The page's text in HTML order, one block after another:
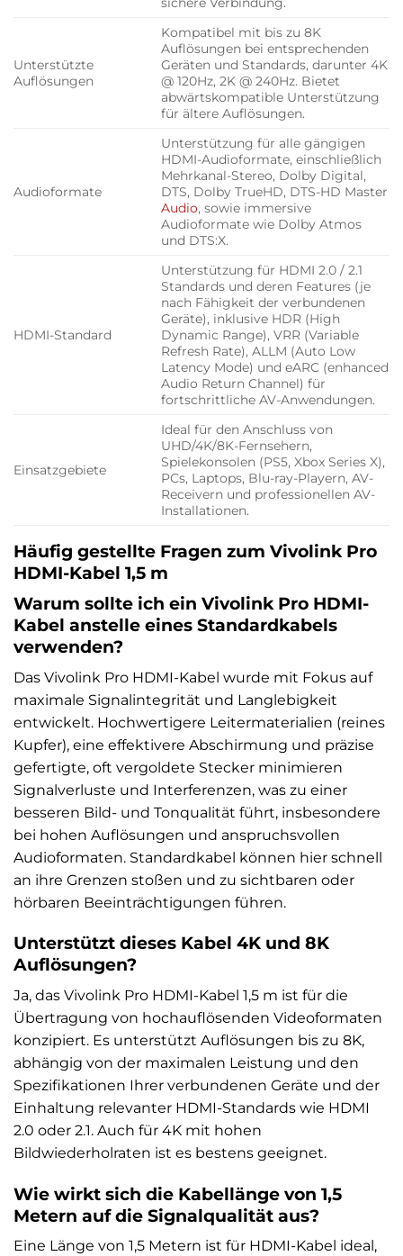
Unterstützte
Auflösungen
Kompatibel mit bis zu 8K
Auflösungen bei entsprechenden
Geräten und Standards, darunter 4K
@ 120Hz, 2K @ 240Hz. Bietet
abwärtskompatible Unterstützung
für ältere Auflösungen.
Audioformate
Unterstützung für alle gängigen
HDMI-Audioformate, einschließlich
Mehrkanal-Stereo, Dolby Digital,
DTS, Dolby TrueHD, DTS-HD Master
Audio, sowie immersive
Audioformate wie Dolby Atmos
und DTS:X.
HDMI-Standard
Unterstützung für HDMI 2.0 / 2.1
Standards und deren Features (je
nach Fähigkeit der verbundenen
Geräte), inklusive HDR (High
Dynamic Range), VRR (Variable
Refresh Rate), ALLM (Auto Low
Latency Mode) und eARC (enhanced
Audio Return Channel) für
fortschrittliche AV-Anwendungen.
Einsatzgebiete
Ideal für den Anschluss von
UHD/4K/8K-Fernsehern,
Spielekonsolen (PS5, Xbox Series X),
PCs, Laptops, Blu-ray-Playern, AV-
Receivern und professionellen AV-
Installationen.
Häufig gestellte Fragen zum Vivolink Pro
HDMI-Kabel 1,5 m
Warum sollte ich ein Vivolink Pro HDMI-
Kabel anstelle eines Standardkabels
verwenden?
Das Vivolink Pro HDMI-Kabel wurde mit Fokus auf
maximale Signalintegrität und Langlebigkeit
entwickelt. Hochwertigere Leitermaterialien (reines
Kupfer), eine effektivere Abschirmung und präzise
gefertigte, oft vergoldete Stecker minimieren
Signalverluste und Interferenzen, was zu einer
besseren Bild- und Tonqualität führt, insbesondere
bei hohen Auflösungen und anspruchsvollen
Audioformaten. Standardkabel können hier schnell
an ihre Grenzen stoßen und zu sichtbaren oder
hörbaren Beeinträchtigungen führen.
Unterstützt dieses Kabel 4K und 8K
Auflösungen?
Ja, das Vivolink Pro HDMI-Kabel 1,5 m ist für die
Übertragung von hochauflösenden Videoformaten
konzipiert. Es unterstützt Auflösungen bis zu 8K,
abhängig von der maximalen Leistung und den
Spezifikationen Ihrer verbundenen Geräte und der
Einhaltung relevanter HDMI-Standards wie HDMI
2.0 oder 2.1. Auch für 4K mit hohen
Bildwiederholraten ist es bestens geeignet.
Wie wirkt sich die Kabellänge von 1,5
Metern auf die Signalqualität aus?
Eine Länge von 1,5 Metern ist für HDMI-Kabel ideal,